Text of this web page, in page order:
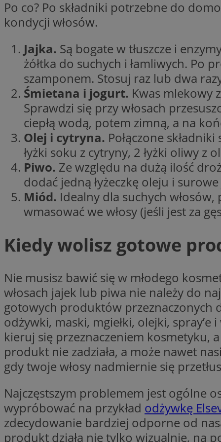
Po co? Po składniki potrzebne do
kondycji włosów.
Jajka. Są bogate w tłuszcze i
żółtka do suchych i łamliwych. Po
szamponem. Stosuj raz lub dwa
Śmietana i jogurt. Kwas mlekowy
Sprawdzi się przy włosach
ciepłą wodą, potem zimną, a na
Olej i cytryna. Połączone
łyżki soku z cytryny, 2 łyżki oliwy z
Piwo. Ze względu na dużą ilość
dodać jedną łyżeczkę oleju i
Miód. Idealny dla suchych
wmasować we włosy (jeśli jest za
Kiedy wolisz gotowe
Nie musisz bawić się w młodego
włosach jajek lub piwa nie należy do
gotowych produktów przeznaczonych
odżywki, maski, mgiełki, olejki,
kieruj się przeznaczeniem kosmetyku,
produkt nie zadziała, a może nawet
gdy twoje włosy nadmiernie się
Najczęstszym problemem jest ogólne
wypróbować na przykład odżywkę
zdecydowanie bardziej odporne od
produkt działa nie tylko wizualnie, na
SessID
__cf_bm
__cf_bm
Nazwa
_ga
_ga_1ZETYXEVYH
__eoi
Nazwa
__gads
MR
ANONCHK
__Secure-
ROLLOUT_TOKEN
_fbp
openstat_gid
__Secure-YNID
WMF-Uniq